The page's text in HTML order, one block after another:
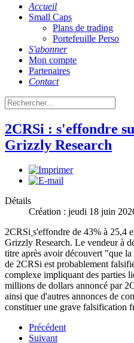
Accueil
Small Caps
Plans de trading
Portefeuille Perso
S'abonner
Mon compte
Partenaires
Contact
2CRSi : s'effondre
Grizzly Research
Détails
Création : jeudi 18 juin
2CRSi s'effondre de 43% à 25,4
Grizzly Research. Le vendeur à
titre après avoir découvert "que
de 2CRSi est probablement
complexe impliquant des parties
millions de dollars annoncé par
ainsi que d'autres annonces de
constituer une grave falsification
Précédent
Suivant